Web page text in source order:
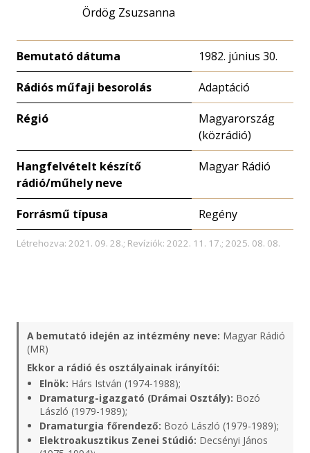
Ördög Zsuzsanna
Bemutató dátuma 1982. június 30.
Rádiós műfaji besorolás Adaptáció
Régió
Magyarország
(közrádió)
Hangfelvételt készítő
rádió/műhely neve
Magyar Rádió
Forrásmű típusa Regény
Létrehozva: 2021. 09. 28.; Revíziók: 2022. 11. 17.; 2025. 08. 08.
A bemutató idején az intézmény neve: Magyar Rádió
(MR)
Ekkor a rádió és osztályainak irányítói:
Elnök: Hárs István (1974-1988);
Dramaturg-igazgató (Drámai Osztály): Bozó
László (1979-1989);
Dramaturgia főrendező: Bozó László (1979-1989);
Elektroakusztikus Zenei Stúdió: Decsényi János